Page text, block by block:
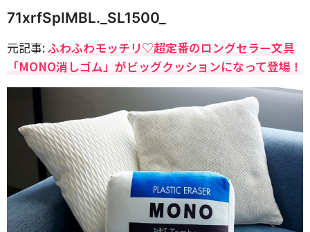
71xrfSpIMBL._SL1500_
元記事:ふわふわモッチリ♡超定番のロングセラー文具
「MONO消しゴム」がビッグクッションになって登場！